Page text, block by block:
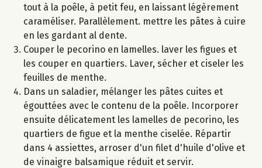
tout à la poêle, à petit feu, en laissant légèrement
caraméliser. Parallèlement. mettre les pâtes à cuire
en les gardant al dente.
Couper le pecorino en lamelles. laver les figues et
les couper en quartiers. Laver, sécher et ciseler les
feuilles de menthe.
Dans un saladier, mélanger les pâtes cuites et
égouttées avec le contenu de la poêle. Incorporer
ensuite délicatement les lamelles de pecorino, les
quartiers de figue et la menthe ciselée. Répartir
dans 4 assiettes, arroser d'un filet d'huile d'olive et
de vinaigre balsamique réduit et servir.